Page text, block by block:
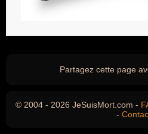
Partagez cette page
© 2004 - 2026 JeSuisMort.com -
-